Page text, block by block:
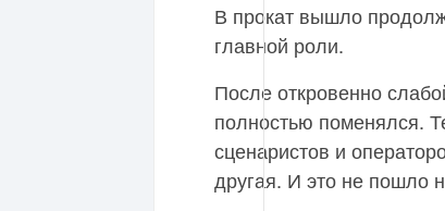
В прокат вышло
главной роли.
После откровенно
полностью поменялся.
сценаристов и
другая. И это не пошло